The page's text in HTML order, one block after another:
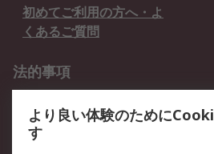
初めてご利用の方へ・よ
くあるご質問
法的事項
クッキーポリシー
より良い体験のために
す